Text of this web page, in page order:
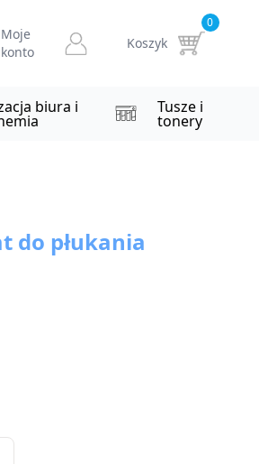
Moje
konto
Koszyk
0
biura i Tusze i
tonery
do płukania